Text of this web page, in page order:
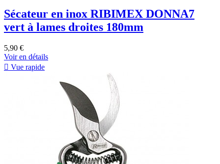
Sécateur en inox RIBIMEX DONNA7
vert à lames droites 180mm
5,90 €
Voir en détails
 Vue rapide